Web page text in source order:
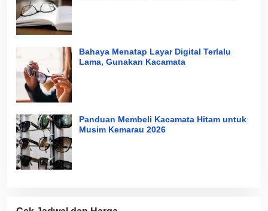
Bahaya Menatap Layar Digital Terlalu
Lama, Gunakan Kacamata
Panduan Membeli Kacamata Hitam untuk
Musim Kemarau 2026